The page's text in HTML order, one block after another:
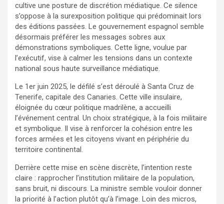
cultive une posture de discrétion médiatique. Ce silence
s’oppose à la surexposition politique qui prédominait lors
des éditions passées. Le gouvernement espagnol semble
désormais préférer les messages sobres aux
démonstrations symboliques. Cette ligne, voulue par
l’exécutif, vise à calmer les tensions dans un contexte
national sous haute surveillance médiatique.
Le 1er juin 2025, le défilé s’est déroulé à Santa Cruz de
Tenerife, capitale des Canaries. Cette ville insulaire,
éloignée du cœur politique madrilène, a accueilli
l’événement central. Un choix stratégique, à la fois militaire
et symbolique. Il vise à renforcer la cohésion entre les
forces armées et les citoyens vivant en périphérie du
territoire continental.
Derrière cette mise en scène discrète, l’intention reste
claire : rapprocher l’institution militaire de la population,
sans bruit, ni discours. La ministre semble vouloir donner
la priorité à l’action plutôt qu’à l’image. Loin des micros,